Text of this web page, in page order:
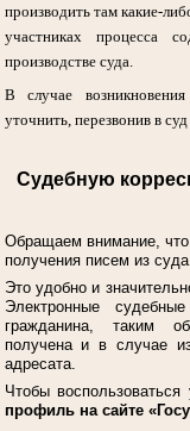
производить там какие-
участниках процесса
производстве суда.
В случае
уточнить, перезвонив в суд
Судебную
Обращаем внимание,
получения писем из
Это удобно и
Электронные
гражданина, таким
получена и в случае
адресата.
Чтобы
профиль на сайте